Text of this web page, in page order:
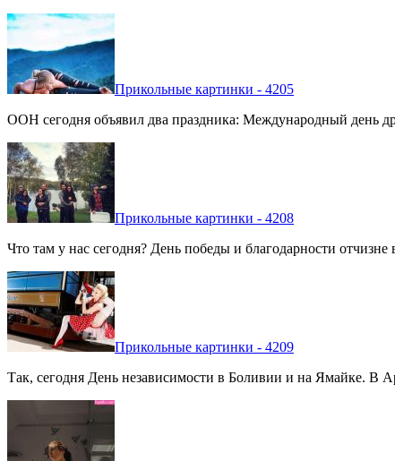
Прикольные картинки - 4205
ООН сегодня объявил два праздника: Международный день
Прикольные картинки - 4208
Что там у нас сегодня? День победы и благодарности
Прикольные картинки - 4209
Так, сегодня День независимости в Боливии и на Ямайке. В